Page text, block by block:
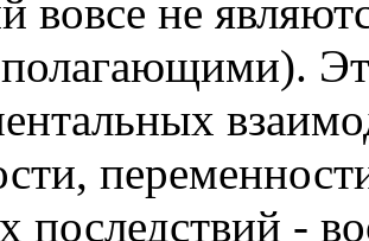
вовсе не
последствий -